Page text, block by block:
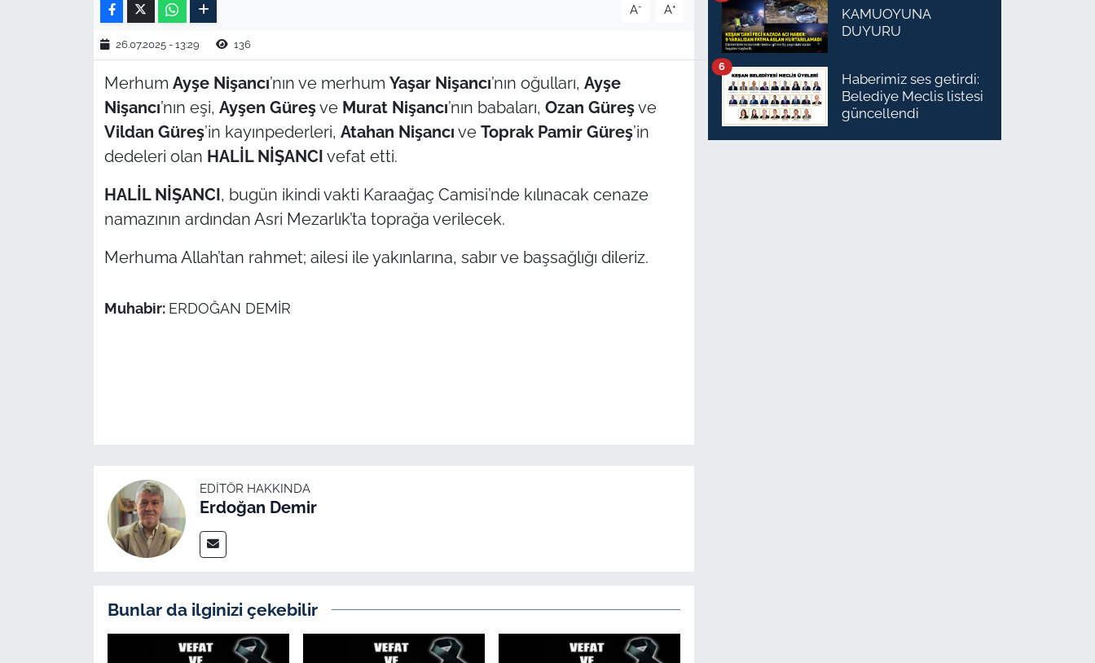
A- A+
26.07.2025 - 13:29 136
Merhum Ayşe Nişancı’nın ve merhum Yaşar Nişancı’nın oğulları, Ayşe
Nişancı’nın eşi, Ayşen Güreşve Murat Nişancı’nın babaları, Ozan Güreşve
Vildan Güreş’in kayınpederleri, Atahan Nişancı ve Toprak Pamir Güreş’in
dedeleri olan HALİL NİŞANCI vefat etti.
HALİL NİŞANCI, bugün ikindi vakti Karaağaç Camisi’nde kılınacak cenaze
namazının ardından Asri Mezarlık’ta toprağa verilecek.
Merhuma Allah’tan rahmet; ailesi ile yakınlarına, sabır ve başsağlığı dileriz.
Muhabir: ERDOĞAN DEMİR
EDITÖR HAKKINDA
Erdoğan Demir
Bunlar da ilginizi çekebilir
KAMUOYUNA
DUYURU
Haberimiz ses getirdi:
Belediye Meclis listesi
güncellendi
6
TEKİRDAĞ
ÇANAKKALE
İş Dünyası
Bilim Teknoloji
Canlı Maç